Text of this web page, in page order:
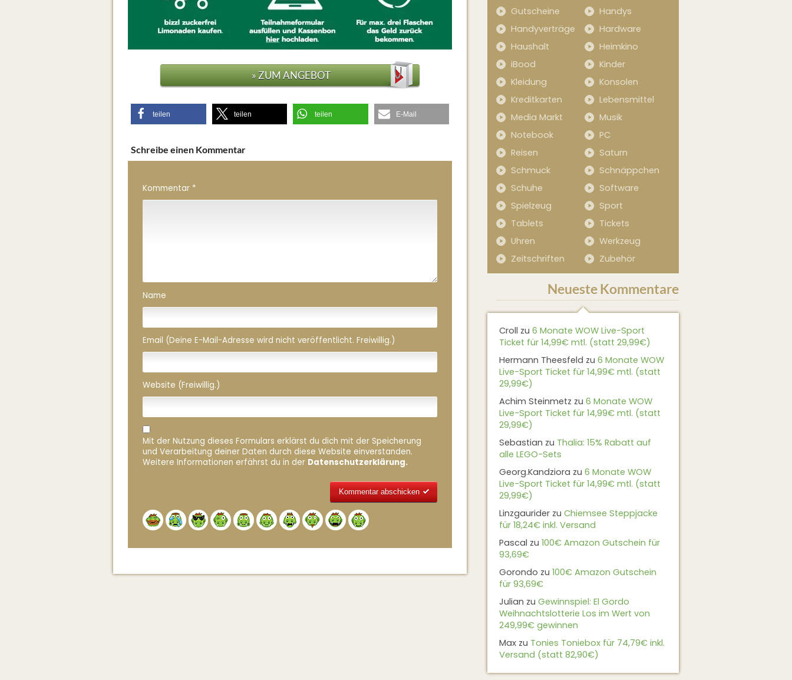
» ZUM ANGEBOT
teilen teilen teilen E-Mail
Schreibe einen Kommentar
Kommentar *
Name
Email (Deine E-Mail-Adresse wird nicht veröffentlicht. Freiwillig.)
Website (Freiwillig.)
Mit der Nutzung dieses Formulars erklärst du dich mit der Speicherung
und Verarbeitung deiner Daten durch diese Website einverstanden.
Weitere Informationen erfährst du in der Datenschutzerklärung.
Gutscheine
Handys
Handyverträge
Hardware
Haushalt
Heimkino
iBood
Kinder
Kleidung
Konsolen
Kreditkarten
Lebensmittel
Media Markt
Musik
Notebook
PC
Reisen
Saturn
Schmuck
Schnäppchen
Schuhe
Software
Spielzeug
Sport
Tablets
Tickets
Uhren
Werkzeug
Zeitschriften
Zubehör
Neueste Kommentare
Croll zu 6 Monate WOW Live-Sport
Ticket für 14,99€ mtl. (statt 29,99€)
Hermann Theesfeld zu 6 Monate WOW
Live-Sport Ticket für 14,99€ mtl. (statt
29,99€)
Achim Steinmetz zu 6 Monate WOW
Live-Sport Ticket für 14,99€ mtl. (statt
29,99€)
Sebastian zu Thalia: 15% Rabatt auf
alle LEGO-Sets
Georg.Kandziora zu 6 Monate WOW
Live-Sport Ticket für 14,99€ mtl. (statt
29,99€)
Linzgaurider zu Chiemsee Steppjacke
für 18,24€ inkl. Versand
Pascal zu 100€ Amazon Gutschein für
93,69€
Gorondo zu 100€ Amazon Gutschein
für 93,69€
Julian zu Gewinnspiel: El Gordo
Weihnachtslotterie Los im Wert von
249,99€ gewinnen
Max zu Tonies Toniebox für 74,79€ inkl.
Versand (statt 82,90€)